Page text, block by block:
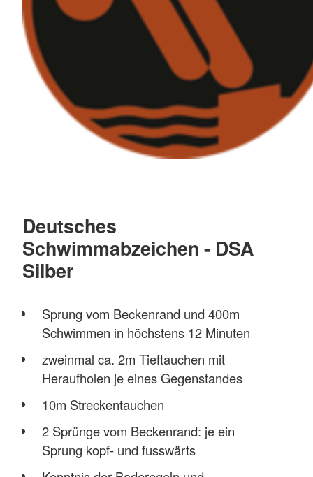
Deutsches
Schwimmabzeichen - DSA
Silber
Sprung vom Beckenrand und 400m
Schwimmen in höchstens 12 Minuten
zweinmal ca. 2m Tieftauchen mit
Heraufholen je eines Gegenstandes
10m Streckentauchen
2 Sprünge vom Beckenrand: je ein
Sprung kopf- und fusswärts